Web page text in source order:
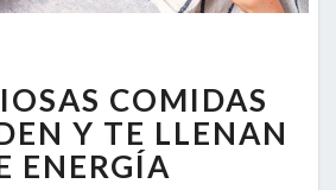
DELICIOSAS
COMIDAS
QUE
RINDEN
COMIDAS
Y TE LLENAN
ENERGÍA